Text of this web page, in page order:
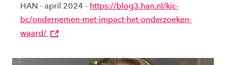
HAN - april 2024 - https://blog3.han.nl/kic-
bc/ondernemen-met-impact-het-onderzoeken-
waard/